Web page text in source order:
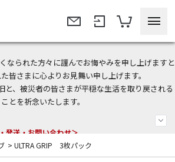
なられた方々に謹んでお悔やみを申し上げますと
皆さまに心よりお見舞い申し上げます。
と、被災者の皆さまが平穏な生活を取り戻される
ことを祈念いたします。
円OFFクーポンプレゼント！
らせ＞
> ULTRA GRIP 3枚パック